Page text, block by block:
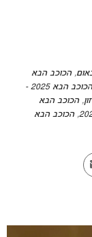
,הכוכב הבא
הכוכב הבא 2025 -
,הכוכב הבא
,הכוכב הבא